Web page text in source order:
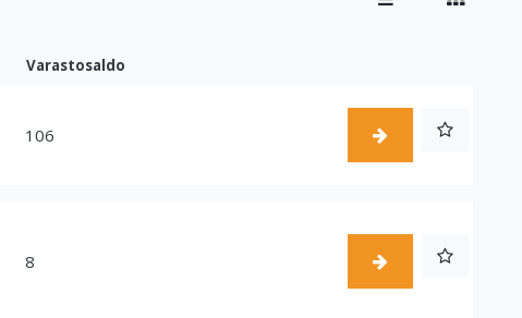
Varastosaldo
106
8